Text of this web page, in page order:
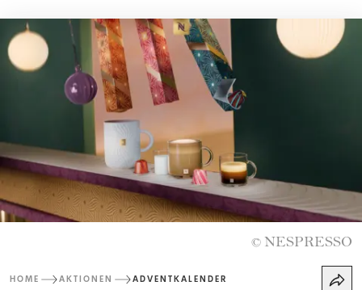
© NESPRESSO
HOME AKTIONEN ADVENTKALENDER